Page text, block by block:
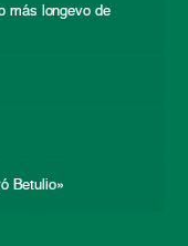
más longevo de
Betulio»